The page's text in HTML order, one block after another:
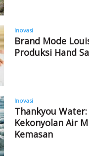
Inovasi
Brand Mode
Produksi Hand
Inovasi
Thankyou Water:
Kekonyolan Air
Kemasan